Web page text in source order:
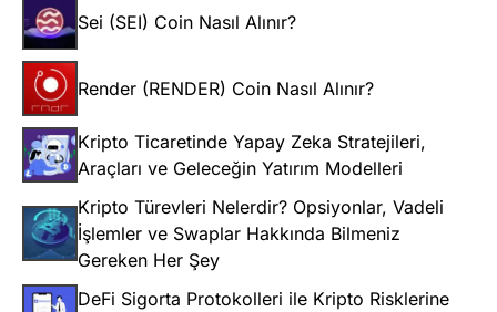
Sei (SEI) Coin Nasıl Alınır?
Render (RENDER) Coin Nasıl Alınır?
Kripto Ticaretinde Yapay Zeka Stratejileri,
Araçları ve Geleceğin Yatırım Modelleri
Kripto Türevleri Nelerdir? Opsiyonlar, Vadeli
İşlemler ve Swaplar Hakkında Bilmeniz
Gereken Her Şey
DeFi Sigorta Protokolleri ile Kripto Risklerine